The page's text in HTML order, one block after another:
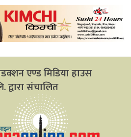
एण्ड मिडिया हाउस
द्वारा संचालित